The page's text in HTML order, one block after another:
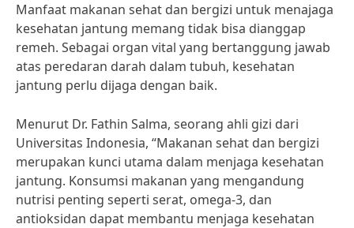
Manfaat makanan sehat dan bergizi untuk menajaga
kesehatan jantung memang tidak bisa dianggap
remeh. Sebagai organ vital yang bertanggung jawab
atas peredaran darah dalam tubuh, kesehatan
jantung perlu dijaga dengan baik.
Menurut Dr. Fathin Salma, seorang ahli gizi dari
Universitas Indonesia, “Makanan sehat dan bergizi
merupakan kunci utama dalam menjaga kesehatan
jantung. Konsumsi makanan yang mengandung
nutrisi penting seperti serat, omega-3, dan
antioksidan dapat membantu menjaga kesehatan